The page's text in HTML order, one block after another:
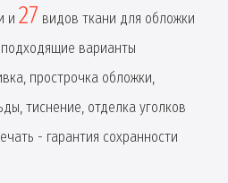
и 27 видов ткани для обложки
варианты
прострочка обложки,
тиснение, отделка уголков
- гарантия сохранности